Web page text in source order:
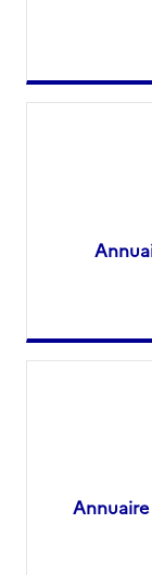
Annuaire